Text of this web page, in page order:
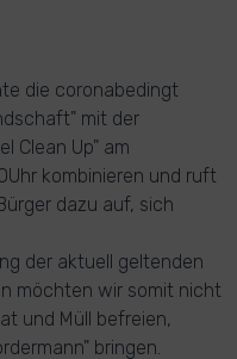
die coronabedingt
mit der
Clean Up" am
kombinieren und ruft
dazu auf, sich
der aktuell geltenden
möchten wir somit nicht
und Müll befreien,
bringen.